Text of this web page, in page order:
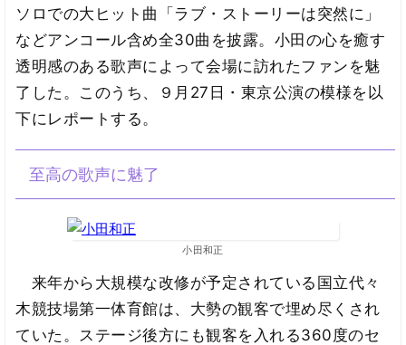
ソロでの大ヒット曲「ラブ・ストーリーは突然に」
などアンコール含め全30曲を披露。小田の心を癒す
透明感のある歌声によって会場に訪れたファンを魅
了した。このうち、９月27日・東京公演の模様を以
下にレポートする。
至高の歌声に魅了
小田和正
来年から大規模な改修が予定されている国立代々
木競技場第一体育館は、大勢の観客で埋め尽くされ
ていた。ステージ後方にも観客を入れる360度のセ